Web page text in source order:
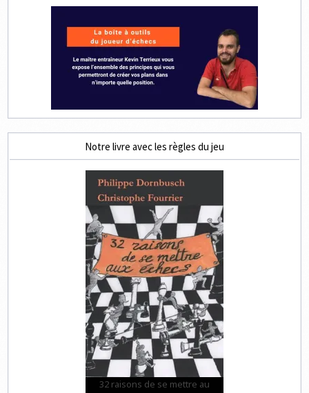
Notre livre avec les règles du jeu
32 raisons de se mettre au